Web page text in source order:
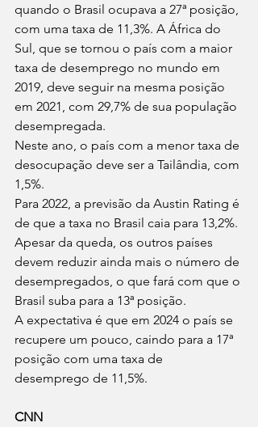
quando o Brasil ocupava a 27ª posição,
com uma taxa de 11,3%. A África do
Sul, que se tornou o país com a maior
taxa de desemprego no mundo em
2019, deve seguir na mesma posição
em 2021, com 29,7% de sua população
desempregada.
Neste ano, o país com a menor taxa de
desocupação deve ser a Tailândia, com
1,5%.
Para 2022, a previsão da Austin Rating é
de que a taxa no Brasil caia para 13,2%.
Apesar da queda, os outros países
devem reduzir ainda mais o número de
desempregados, o que fará com que o
Brasil suba para a 13ª posição.
A expectativa é que em 2024 o país se
recupere um pouco, caindo para a 17ª
posição com uma taxa de
desemprego de 11,5%.
CNN